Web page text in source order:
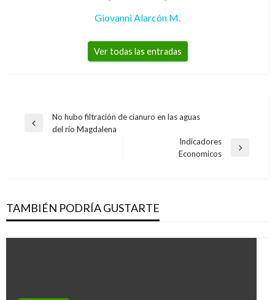
Giovanni Alarcón M.
Ver todas las entradas
Navegación
Entrada
No hubo filtración de cianuro en las aguas
del río Magdalena
Indicadores
Economicos
TAMBIÉN PODRÍA GUSTARTE